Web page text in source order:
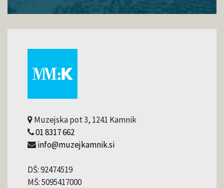
Muzejska pot 3, 1241 Kamnik
01 8317 662
info@muzejkamnik.si
DŠ: 92474519
MŠ: 5095417000